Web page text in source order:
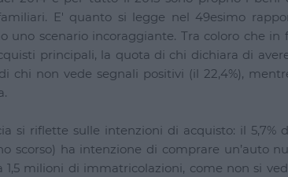
E' quanto si legge nel 49esimo
uno scenario incoraggiante. Tra coloro che in
principali, la quota di chi dichiara di
chi non vede segnali positivi (il 22,4%),
si riflette sulle intenzioni di acquisto: il 5,7%
scorso) ha intenzione di comprare un’auto
1,5 milioni di immatricolazioni, come non si